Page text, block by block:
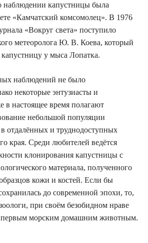
наблюдении капустницы была
«Камчатский комсомолец». В 1976
«Вокруг света» поступило
метеоролога Ю. В. Коева, который
у мыса Лопатка.
наблюдений не было
некоторые энтузиасты и
в настоящее время полагают
небольшой популяции
отдалённых и труднодоступных
края. Среди любителей ведётся
клонирования капустницы с
материала, полученного
кожи и костей. Если бы
до современной эпохи, то,
при своём безобидном нраве
первым морским домашним животным.